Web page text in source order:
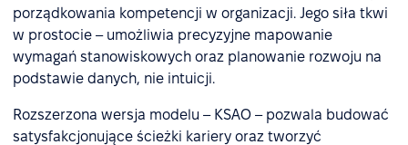
porządkowania kompetencji w organizacji. Jego siła tkwi
w prostocie – umożliwia precyzyjne mapowanie
wymagań stanowiskowych oraz planowanie rozwoju na
podstawie danych, nie intuicji.
Rozszerzona wersja modelu – KSAO – pozwala budować
satysfakcjonujące ścieżki kariery oraz tworzyć